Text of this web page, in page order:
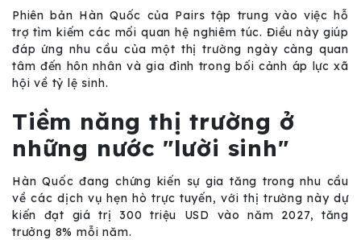
Phiên bản Hàn Quốc của Pairs tập trung vào việc hỗ
trợ tìm kiếm các mối quan hệ nghiêm túc. Điều này giúp
đáp ứng nhu cầu của một thị trường ngày càng quan
tâm đến hôn nhân và gia đình trong bối cảnh áp lực xã
hội về tỷ lệ sinh.
Tiềm năng thị trường ở
những nước "lười sinh"
Hàn Quốc đang chứng kiến sự gia tăng trong nhu cầu
về các dịch vụ hẹn hò trực tuyến, với thị trường này dự
kiến đạt giá trị 300 triệu USD vào năm 2027, tăng
trưởng 8% mỗi năm.